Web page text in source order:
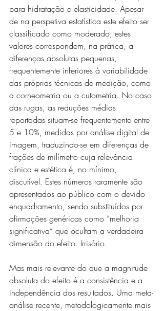
para hidratação e elasticidade. Apesar
de na perspetiva estatística este efeito ser
classificado como moderado, estes
valores correspondem, na prática, a
diferenças absolutas pequenas,
frequentemente inferiores à variabilidade
das próprias técnicas de medição, como
a corneometria ou a cutometria. No caso
das rugas, as reduções médias
reportadas situam-se frequentemente entre
5 e 10%, medidas por análise digital de
imagem, traduzindo-se em diferenças de
frações de milímetro cuja relevância
clínica e estética é, no mínimo,
discutível. Estes números raramente são
apresentados ao público com o devido
enquadramento, sendo substituídos por
afirmações genéricas como “melhoria
significativa” que ocultam a verdadeira
dimensão do efeito. Irrisório.
Mas mais relevante do que a magnitude
absoluta do efeito é a consistência e a
independência dos resultados. Uma meta-
análise recente, metodologicamente mais